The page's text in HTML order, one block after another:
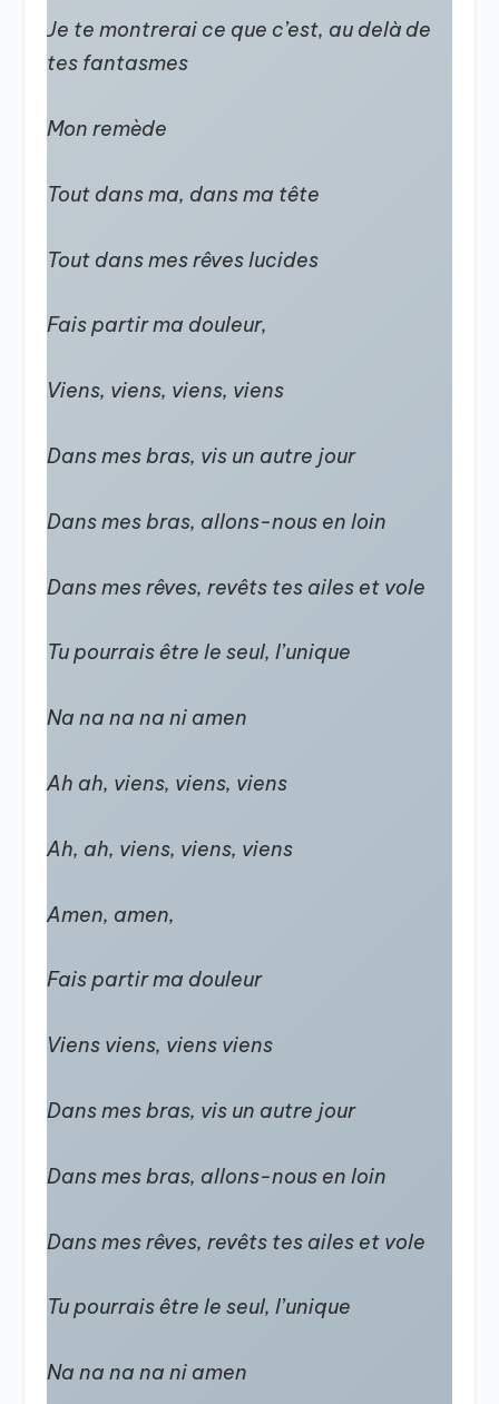
Je te montrerai ce que c’est, au delà de
tes fantasmes
Mon remède
Tout dans ma, dans ma tête
Tout dans mes rêves lucides
Fais partir ma douleur,
Viens, viens, viens, viens
Dans mes bras, vis un autre jour
Dans mes bras, allons-nous en loin
Dans mes rêves, revêts tes ailes et vole
Tu pourrais être le seul, l’unique
Na na na na ni amen
Ah ah, viens, viens, viens
Ah, ah, viens, viens, viens
Amen, amen,
Fais partir ma douleur
Viens viens, viens viens
Dans mes bras, vis un autre jour
Dans mes bras, allons-nous en loin
Dans mes rêves, revêts tes ailes et vole
Tu pourrais être le seul, l’unique
Na na na na ni amen